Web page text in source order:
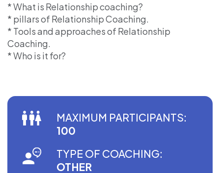
* What is Relationship coaching?
* pillars of Relationship Coaching.
* Tools and approaches of Relationship
Coaching.
* Who is it for?
MAXIMUM PARTICIPANTS:
100
TYPE OF COACHING:
OTHER